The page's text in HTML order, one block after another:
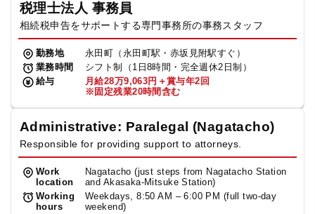
税理士法人 事務員
相続税申告をサポートする専門事務所の事務スタッフ
勤務地
永田町（永田町駅・赤坂見附駅すぐ）
業務時間
シフト制（1日8時間・完全週休2日制）
給与
月給28万9,063円＋賞与年2回
※固定残業20時間含む
Administrative: Paralegal (Nagatacho)
Responsible for providing support to attorneys.
Work
location
Nagatacho (just steps from Nagatacho Station
and Akasaka-Mitsuke Station)
Working
hours
Weekdays, 8:50 AM – 6:00 PM (full two-day
weekend)